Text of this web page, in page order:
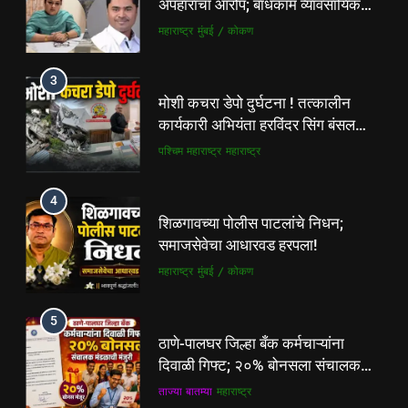
कार्यकारी अभियंता हरविंदर सिंग बंसल
यांच्या चौकशीची मागणी
पश्चिम महाराष्ट्र महाराष्ट्र
4
शिळगावच्या पोलीस पाटलांचे निधन;
समाजसेवेचा आधारवड हरपला!
महाराष्ट्र मुंबई / कोकण
5
ठाणे-पालघर जिल्हा बँक कर्मचाऱ्यांना
दिवाळी गिफ्ट; २०% बोनसला संचालक
मंडळाची मंजुरी
ताज्या बातम्या महाराष्ट्र
6
आळंदी शहरातील पथविक्रेत्यांवर होणारा
अन्याय सहन केला जाणार नाही – पुणे
जिल्हा अध्यक्ष सोनवणे
पश्चिम महाराष्ट्र महाराष्ट्र
5
ठाणे-पालघर जिल्हा बँक कर्मचाऱ्यांना
दिवाळी गिफ्ट; २०% बोनसला संचालक